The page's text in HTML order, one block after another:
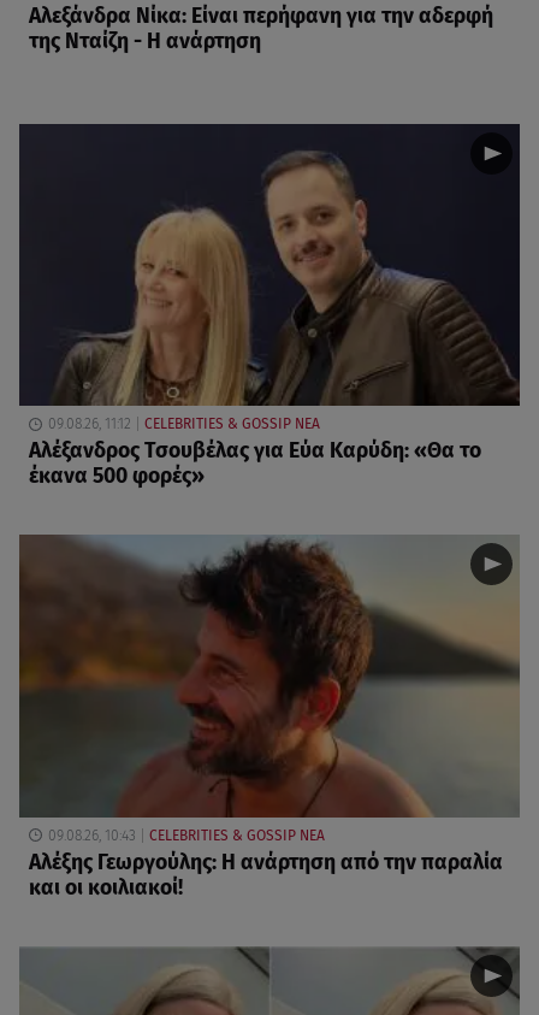
Αλεξάνδρα Νίκα: Είναι περήφανη για την αδερφή
της Νταίζη - Η ανάρτηση
09.08.26, 11:12 CELEBRITIES & GOSSIP ΝΕΑ
Αλέξανδρος Τσουβέλας για Εύα Καρύδη: «Θα το
έκανα 500 φορές»
09.08.26, 10:43 CELEBRITIES & GOSSIP ΝΕΑ
Αλέξης Γεωργούλης: Η ανάρτηση από την παραλία
και οι κοιλιακοί!